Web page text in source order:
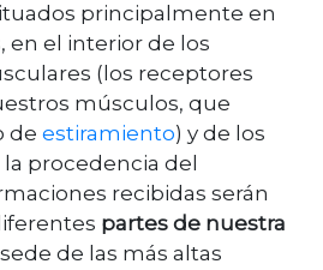
principalmente en
en el interior de los
(los receptores
músculos, que
de estiramiento) y de los
procedencia del
recibidas serán
partes de nuestra
sede de las más altas